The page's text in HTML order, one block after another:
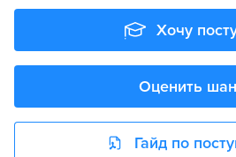
Хочу
Оценить
Гайд по